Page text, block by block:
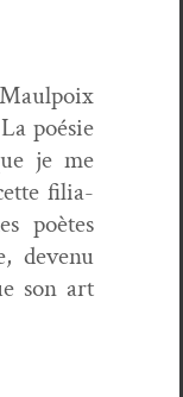
poésie
je me
fil­i­a­
poètes
devenu
son art